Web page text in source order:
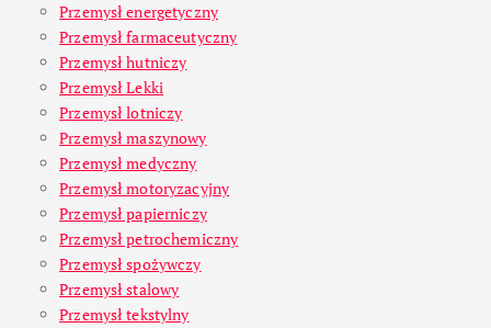
Przemysł energetyczny
Przemysł farmaceutyczny
Przemysł hutniczy
Przemysł Lekki
Przemysł lotniczy
Przemysł maszynowy
Przemysł medyczny
Przemysł motoryzacyjny
Przemysł papierniczy
Przemysł petrochemiczny
Przemysł spożywczy
Przemysł stalowy
Przemysł tekstylny